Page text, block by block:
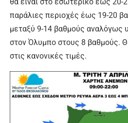
παράλιες περιοχές έως 19-20
μεταξύ 9-14 βαθμούς αναλόγως
στον Όλυμπο στους 8 βαθμούς.
στις κανονικές τιμές.